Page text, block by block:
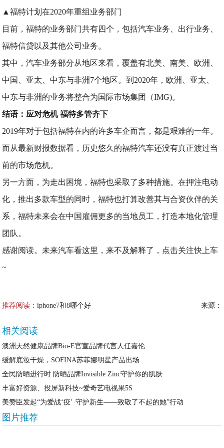
▲福特计划在2020年重组业务部门
目前，福特的业务部门共有四个，包括汽车业务、出行业务、
福特信贷以及其他公司业务。
其中，汽车业务部分从地区来看，覆盖有北美、南美、欧洲、
中国、亚太、中东与非洲7个地区。到2020年，欧洲、亚太、
中东与非洲的业务将整合为国际市场集团（IMG)。
结语：应对危机 福特多管齐下
2019年对于包括福特在内的许多车企而言，都是艰难的一年。
而从最新财报数据看，历史悠久的福特汽车还没有真正渡过当
前的市场危机。
另一方面，为走出困境，福特也采取了多种措施。在押注电动
化，推出多款车型的同时，福特也打算改善其与合资伙伴的关
系，福特未来会在中国雇佣更多的当地员工，打造本地化管理
团队。
感谢阅读。未来汽车看这里，来不及解释了，点击关注快上车
~
推荐阅读：iphone7和8哪个好 来源：
相关阅读
澳洲天然健康品牌Bio-E官宣品牌代言人任嘉伦
缓解底妆干燥，SOFINA苏菲娜明星产品出场
全民防晒进行时 防晒品牌Invisible Zinc守护你的肌肤
丰富好资源、投屏新科技~爱奇艺电视果5S
美赞臣发起“为爱战‘疫’·守护新生——致敬了不起的她”行动
图片推荐